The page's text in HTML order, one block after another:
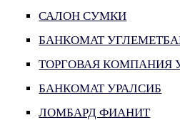
САЛОН СУМКИ
БАНКОМАТ
ТОРГОВАЯ КОМПАНИЯ
БАНКОМАТ УРАЛСИБ
ЛОМБАРД ФИАНИТ